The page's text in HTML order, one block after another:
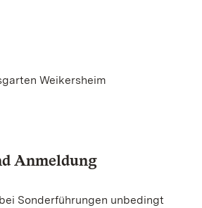
Weikersheim
Anmeldung
Sonderführungen unbedingt